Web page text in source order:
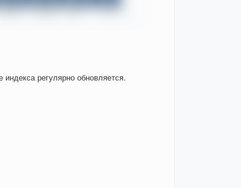
регулярно обновляется.